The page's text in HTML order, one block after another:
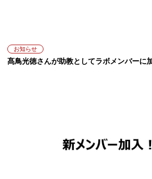
お知らせ
髙鳥光徳さんが助教としてラボメンバーに